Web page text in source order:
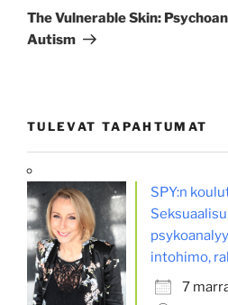
artikkeli
The Vulnerable Skin:
Autism
TULEVAT TAPAHTUMAT
SPY:n
intohimo,
7